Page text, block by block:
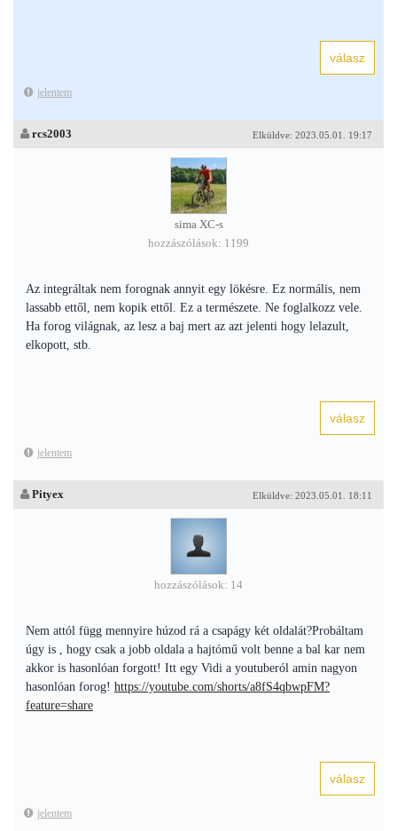
jelentem
Elküldve: 2023.05.01. 19:17
rcs2003
sima XC-s
hozzászólások: 1199
Az integráltak nem forognak annyit egy lökésre. Ez normális, nem
lassabb ettől, nem kopik ettől. Ez a természete. Ne foglalkozz vele.
Ha forog világnak, az lesz a baj mert az azt jelenti hogy lelazult,
elkopott, stb.
jelentem
Elküldve: 2023.05.01. 18:11
Pityex
hozzászólások: 14
Nem attól függ mennyire húzod rá a csapágy két oldalát?Probáltam
úgy is , hogy csak a jobb oldala a hajtómű volt benne a bal kar nem
akkor is hasonlóan forgott! Itt egy Vidi a youtuberól amin nagyon
hasonlóan forog! https://youtube.com/shorts/a8fS4qbwpFM?
feature=share
jelentem